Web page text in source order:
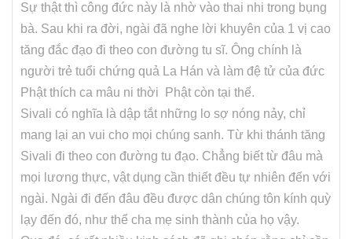
Sự thật thì công đức này là nhờ vào thai nhi trong bụng
bà. Sau khi ra đời, ngài đã nghe lời khuyên của 1 vị cao
tăng đắc đạo đi theo con đường tu sĩ. Ông chính là
người trẻ tuổi chứng quả La Hán và làm đệ tử của đức
Phật thích ca mâu ni thời Phật còn tại thế.
Sivali có nghĩa là dập tắt những lo sợ nóng nảy, chỉ
mang lại an vui cho mọi chúng sanh. Từ khi thánh tăng
Sivali đi theo con đường tu đạo. Chẳng biết từ đâu mà
mọi lương thực, vật dụng cần thiết đều tự nhiên đến với
ngài. Ngài đi đến đâu đều được dân chúng tôn kính quỳ
lạy đến đó, như thể cha mẹ sinh thành của họ vậy.